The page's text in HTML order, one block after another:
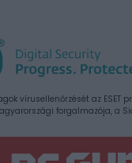
vírusellenőrzését az ESET
forgalmazója, a